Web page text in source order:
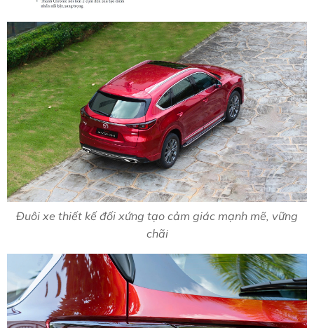
Đuôi xe thiết kế đối xứng tạo cảm giác mạnh mẽ, vững
chãi